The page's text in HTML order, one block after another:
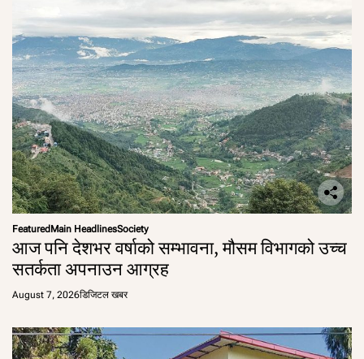
Featured Main HeadlinesSociety
आज पनि देशभर वर्षाको सम्भावना, मौसम विभागको उच्च
सतर्कता अपनाउन आग्रह
August 7, 2026डिजिटल खबर